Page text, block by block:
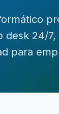
desk 24/
para